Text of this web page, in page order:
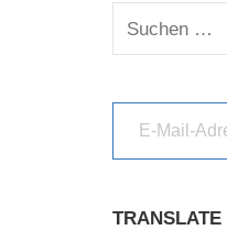
Suchen
nach:
E-Mail-Adresse
TRANSLATE